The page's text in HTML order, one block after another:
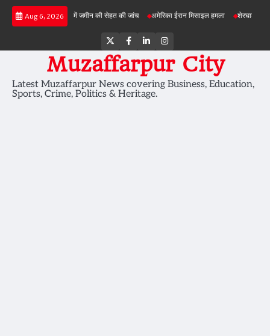
Skip
Aug 6, 2026
परियोजनाओं में जमीन की सेहत की जांच अमेरिका ईरान मिसाइल हमला शेरघाटी छात्रा दुष्कर्म
Twitter
Facebook
LinkedInInstagram
Muzaffarpur City
Latest Muzaffarpur News covering Business, Education,
Sports, Crime, Politics & Heritage.